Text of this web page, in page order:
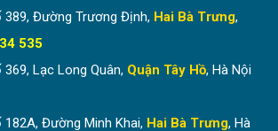
389, Đường Trương Định, Hai Bà Trưng,
535
Lạc Long Quân, Quận Tây Hồ, Hà Nội
Đường Minh Khai, Hai Bà Trưng, Hà